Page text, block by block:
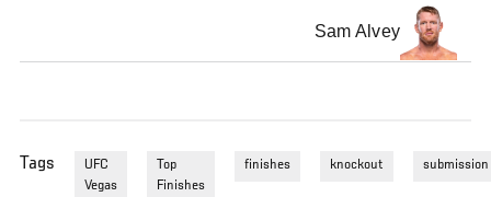
Sam Alvey
Tags
UFC
Vegas
Top
Finishes
finishes knockout submission